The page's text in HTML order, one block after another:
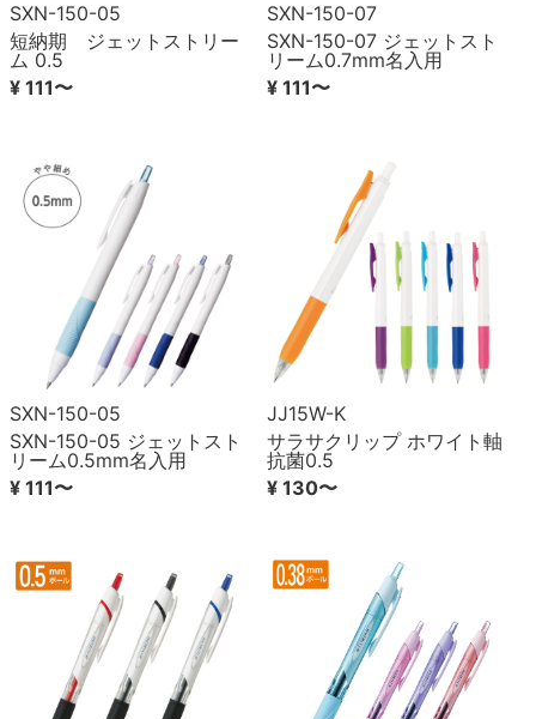
SXN-150-05
短納期 ジェットストリー
ム 0.5
¥ 111〜
SXN-150-07
SXN-150-07 ジェットスト
リーム0.7mm名入用
¥ 111〜
SXN-150-05
SXN-150-05 ジェットスト
リーム0.5mm名入用
¥ 111〜
JJ15W-K
サラサクリップ ホワイト軸
抗菌0.5
¥ 130〜